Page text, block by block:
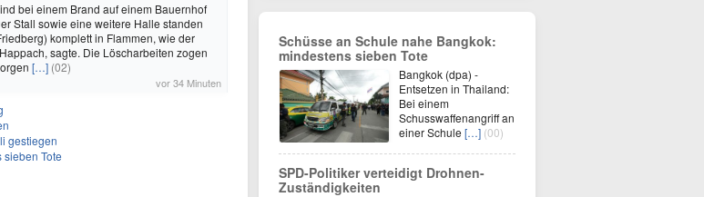
bei einem Brand auf einem Bauernhof
Stall sowie eine weitere Halle standen
komplett in Flammen, wie der
sagte. Die Löscharbeiten zogen
[…] (02)
vor 34 Minuten
gestiegen
Tote
Schüsse an Schule nahe Bangkok:
mindestens sieben Tote
Bangkok (dpa) -
Entsetzen in Thailand:
Bei einem
Schusswaffenangriff an
einer Schule […] (00)
SPD-Politiker verteidigt Drohnen-
Zuständigkeiten